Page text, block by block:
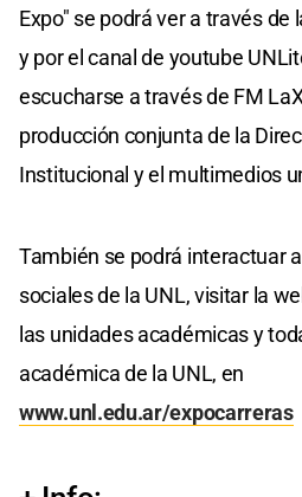
Expo" se podrá ver a través
y por el canal de youtube
escucharse a través de FM
producción conjunta de la
Institucional y el multimedios
También se podrá interactuar
sociales de la UNL, visitar la
las unidades académicas y
académica de la UNL, en
www.unl.edu.ar/expocarreras